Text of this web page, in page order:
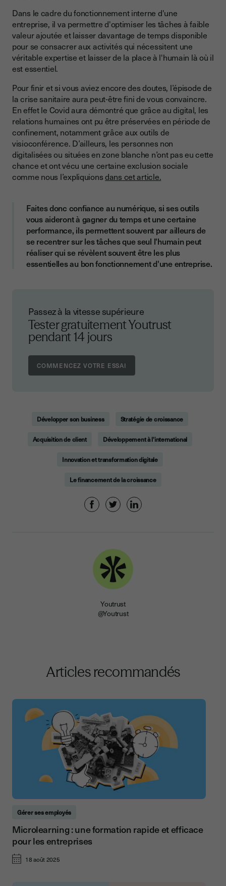
Dans le cadre du fonctionnement interne d'une
entreprise, il va permettre d'optimiser les tâches à faible
valeur ajoutée et laisser davantage de temps disponible
pour se consacrer aux activités qui nécessitent une
véritable expertise et laisser de la place à l'humain là où il
est essentiel.
Pour finir et si vous aviez encore des doutes, l’épisode de
la crise sanitaire aura peut-être fini de vous convaincre.
En effet le Covid aura démontré que grâce au digital, les
relations humaines ont pu être préservées en période de
confinement, notamment grâce aux outils de
visioconférence. D’ailleurs, les personnes non
digitalisées ou situées en zone blanche n’ont pas eu cette
chance et ont vécu une certaine exclusion sociale
comme nous l’expliquionsdans cet article.
Faites donc confiance au numérique, si ses outils
vous aideront à gagner du temps et une certaine
performance, ils permettent souvent par ailleurs de
se recentrer sur les tâches que seul l'humain peut
réaliser qui se révèlent souvent être les plus
essentielles au bon fonctionnement d'une entreprise.
Passez à la vitesse supérieure
Tester gratuitement Youtrust
pendant 14 jours
Développer son business Stratégie de croissance
Acquisition de client Développement à l'international
Innovation et transformation digitale
Le financement de la croissance
Youtrust
@Youtrust
Articles recommandés
Gérer ses employés
Microlearning : une formation rapide et efficace
pour les entreprises
18 août 2025